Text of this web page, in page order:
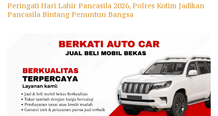
Peringati Hari Lahir Pancasila 2026, Polres Kotim Jadikan
Pancasila Bintang Penuntun Bangsa